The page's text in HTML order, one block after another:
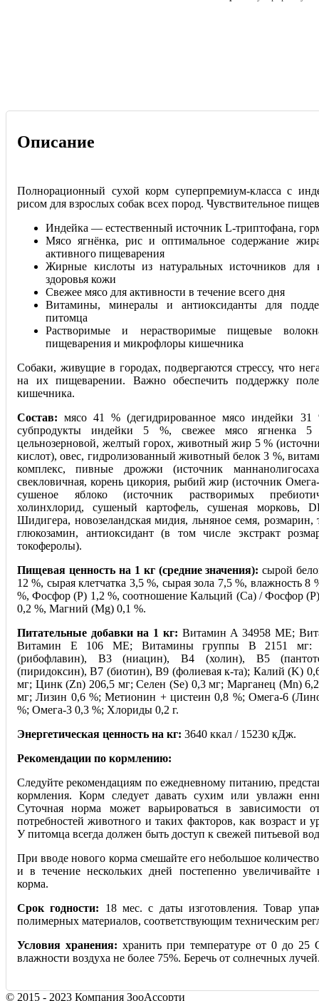
Описание
Полнорационный сухой корм суперпремиум-класса с
рисом для взрослых собак всех пород. Чувствительное
Индейка — естественный источник L-триптофана,
Мясо ягнёнка, рис и оптимальное содержание
активного пищеварения
Жирные кислоты из натуральных источников для
здоровья кожи
Свежее мясо для активности в течение всего дня
Витамины, минералы и антиоксиданты для
питомца
Растворимые и нерастворимые пищевые
пищеварения и микрофлоры кишечника
Собаки, живущие в городах, подвергаются стрессу, что
на их пищеварении. Важно обеспечить поддержку
кишечника.
Состав: мясо 41 % (дегидрированное мясо индейки
субпродукты индейки 5 %, свежее мясо ягненка
цельнозерновой, желтый горох, животный жир 5 %
кислот), овес, гидролизованный животный белок 3 %,
комплекс, пивные дрожжи (источник
свекловичная, корень цикория, рыбий жир (источник
сушеное яблоко (источник растворимых
холинхлорид, сушеный картофель, сушеная морковь,
Шидигера, новозеландская мидия, льняное семя, розмарин,
глюкозамин, антиоксидант (в том числе экстракт
токоферолы).
Пищевая ценность на 1 кг (средние значения): сырой
12 %, сырая клетчатка 3,5 %, сырая зола 7,5 %, влажность
%, Фосфор (Р) 1,2 %, соотношение Кальций (Са) / Фосфор
0,2 %, Магний (Mg) 0,1 %.
Питательные добавки на 1 кг: Витамин A 34958 МЕ;
Витамин E 106 МЕ; Витамины группы В 2151 мг:
(рибофлавин), В3 (ниацин), В4 (холин), В5
(пиридоксин), В7 (биотин), В9 (фолиевая к-та); Калий (K)
мг; Цинк (Zn) 206,5 мг; Селен (Se) 0,3 мг; Марганец (Mn)
мг; Лизин 0,6 %; Метионин + цистеин 0,8 %; Омега-6
%; Омега-3 0,3 %; Хлориды 0,2 г.
Энергетическая ценность на кг: 3640 ккал / 15230 кДж.
Рекомендации по кормлению:
Следуйте рекомендациям по ежедневному питанию,
кормления. Корм следует давать сухим или увлажн
Суточная норма может варьироваться в зависимости
потребностей животного и таких факторов, как возраст и
У питомца всегда должен быть доступ к свежей питьевой
При вводе нового корма смешайте его небольшое
и в течение нескольких дней постепенно увеличивайте
корма.
Срок годности: 18 мес. с даты изготовления. Товар
полимерных материалов, соответствующим техническим
Условия хранения: хранить при температуре от 0 до 25
влажности воздуха не более 75%. Беречь от солнечных
© 2015 - 2023 Компания ЗооАссорти